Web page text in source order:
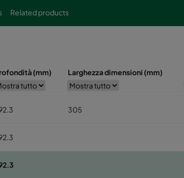
Related products
(mm) Larghezza dimensioni (mm)
305